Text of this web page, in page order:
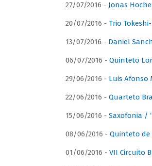
27/07/2016 - Jonas
20/07/2016 - Trio
13/07/2016 - Daniel
06/07/2016 - Quinteto
29/06/2016 - Luis Afonso
22/06/2016 - Quarteto
15/06/2016 - Saxofonia /
08/06/2016 - Quinteto de
01/06/2016 - VII Circuito